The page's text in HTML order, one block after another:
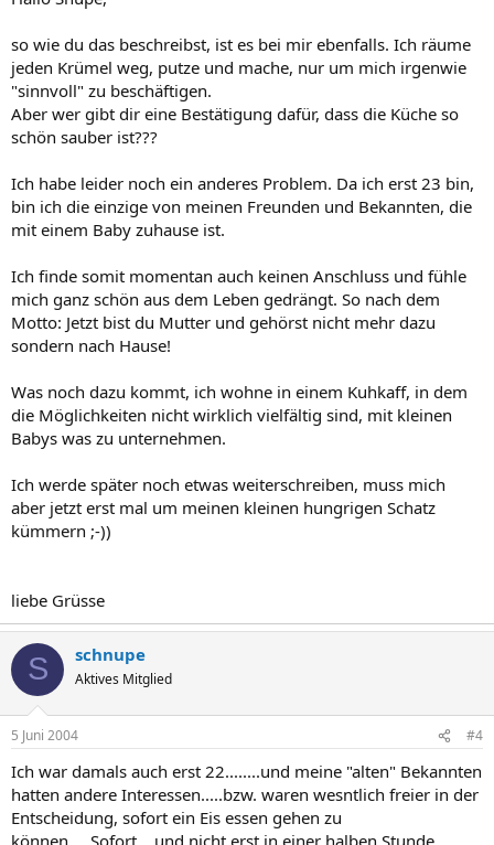
so wie du das beschreibst, ist es bei mir ebenfalls. Ich räume
jeden Krümel weg, putze und mache, nur um mich irgenwie
"sinnvoll" zu beschäftigen.
Aber wer gibt dir eine Bestätigung dafür, dass die Küche so
schön sauber ist???
Ich habe leider noch ein anderes Problem. Da ich erst 23 bin,
bin ich die einzige von meinen Freunden und Bekannten, die
mit einem Baby zuhause ist.
Ich finde somit momentan auch keinen Anschluss und fühle
mich ganz schön aus dem Leben gedrängt. So nach dem
Motto: Jetzt bist du Mutter und gehörst nicht mehr dazu
sondern nach Hause!
Was noch dazu kommt, ich wohne in einem Kuhkaff, in dem
die Möglichkeiten nicht wirklich vielfältig sind, mit kleinen
Babys was zu unternehmen.
Ich werde später noch etwas weiterschreiben, muss mich
aber jetzt erst mal um meinen kleinen hungrigen Schatz
kümmern ;-))
liebe Grüsse
S schnupe
Aktives Mitglied
5 Juni 2004 #4
Ich war damals auch erst 22........und meine "alten" Bekannten
hatten andere Interessen.....bzw. waren wesntlich freier in der
Entscheidung, sofort ein Eis essen gehen zu
können.....Sofort....und nicht erst in einer halben Stunde....